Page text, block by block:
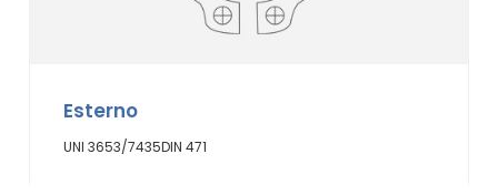
Esterno
UNI 3653/7435DIN 471